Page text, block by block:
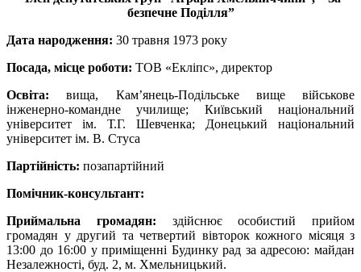
безпечне Поділля”
Дата народження: 30 травня 1973 року
Посада, місце роботи: ТОВ «Екліпс», директор
Освіта:вища, Кам’янець-Подільське вище військове
інженерно-командне училище; Київський національний
університет ім. Т.Г. Шевченка; Донецький національний
університет ім. В. Стуса
Партійність: позапартійний
Помічник-консультант:
Приймальна громадян: здійснює особистий прийом
громадян у другий та четвертий вівторок кожного місяця з
13:00 до 16:00 у приміщенні Будинку рад за адресою: майдан
Незалежності, буд. 2, м. Хмельницький.